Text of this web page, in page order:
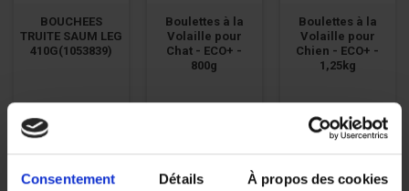
Consentement Détails À propos des cookies
BOUCHEES
TRUITE SAUM LEG
410G(1053839)
Boulettes à la
Volaille pour
Chat - ECO+ -
800g
Boulettes à la
Volaille pour
Chien - ECO+ -
1,25kg